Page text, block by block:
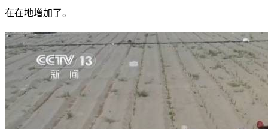
在在地增加了。